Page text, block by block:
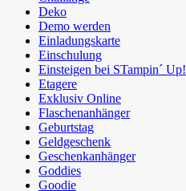
Deko
Demo werden
Einladungskarte
Einschulung
Einsteigen bei STampin´ Up!
Etagere
Exklusiv Online
Flaschenanhänger
Geburtstag
Geldgeschenk
Geschenkanhänger
Goddies
Goodie